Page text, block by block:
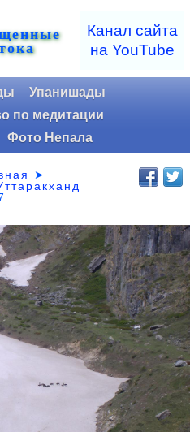
Канал сайта
на YouTube
Упанишады
по медитации
Фото Непала
➤